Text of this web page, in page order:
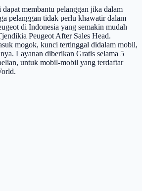
membantu pelanggan jika dalam
pelanggan tidak perlu khawatir dalam
di Indonesia yang semakin mudah
Peugeot After Sales Head.
mogok, kunci tertinggal didalam mobil,
Layanan diberikan Gratis selama 5
untuk mobil-mobil yang terdaftar